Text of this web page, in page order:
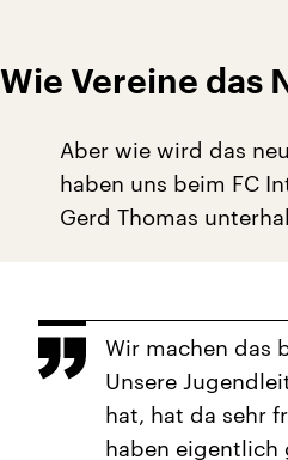
Wie Vereine das
Aber wie wird das
haben uns beim FC
Gerd Thomas
Wir machen das
Unsere
hat, hat da sehr
haben eigentlich